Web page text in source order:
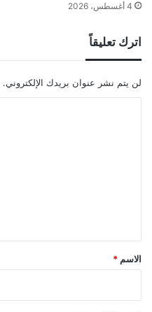
4 أغسطس، 2026
اترك تعليقاً
لن يتم نشر عنوان بريدك الإلكتروني.
*
الاسم *